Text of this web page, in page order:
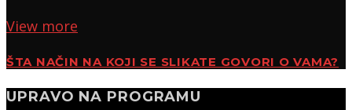
View more
ŠTA NAČIN NA KOJI SE SLIKATE GOVORI O VAMA?
UPRAVO NA PROGRAMU